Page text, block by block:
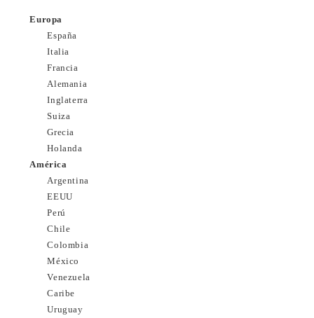
Europa
España
Italia
Francia
Alemania
Inglaterra
Suiza
Grecia
Holanda
América
Argentina
EEUU
Perú
Chile
Colombia
México
Venezuela
Caribe
Uruguay